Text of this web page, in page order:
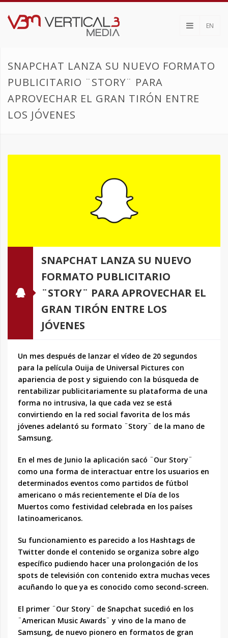
EN
SNAPCHAT LANZA SU NUEVO FORMATO
PUBLICITARIO ¨STORY¨ PARA
APROVECHAR EL GRAN TIRÓN ENTRE
LOS JÓVENES
SNAPCHAT LANZA SU NUEVO
FORMATO PUBLICITARIO
¨STORY¨ PARA APROVECHAR EL
GRAN TIRÓN ENTRE LOS
JÓVENES
Un mes después de lanzar el vídeo de 20 segundos
para la película Ouija de Universal Pictures con
apariencia de post y siguiendo con la búsqueda de
rentabilizar publicitariamente su plataforma de una
forma no intrusiva, la que cada vez se está
convirtiendo en la red social favorita de los más
jóvenes adelantó su formato ¨Story¨ de la mano de
Samsung.
En el mes de Junio la aplicación sacó ¨Our Story¨
como una forma de interactuar entre los usuarios en
determinados eventos como partidos de fútbol
americano o más recientemente el Día de los
Muertos como festividad celebrada en los países
latinoamericanos.
Su funcionamiento es parecido a los Hashtags de
Twitter donde el contenido se organiza sobre algo
específico pudiendo hacer una prolongación de los
spots de televisión con contenido extra muchas veces
acuñando lo que ya es conocido como second-screen.
El primer ¨Our Story¨ de Snapchat sucedió en los
¨American Music Awards¨ y vino de la mano de
Samsung, de nuevo pionero en formatos de gran